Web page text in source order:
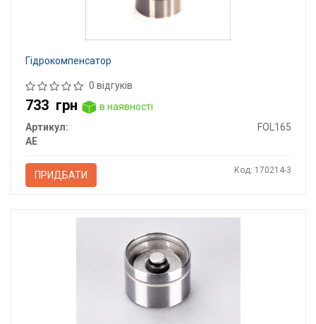
Гідрокомпенсатор
0 відгуків
733 грн
в наявності
Артикул:
FOL165
AE
ПРИДБАТИ Код: 170214-3